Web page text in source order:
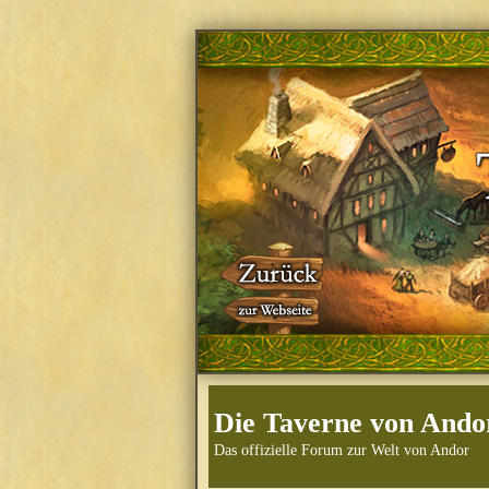
Die Taverne von
Das offizielle Forum zur Welt von Andor